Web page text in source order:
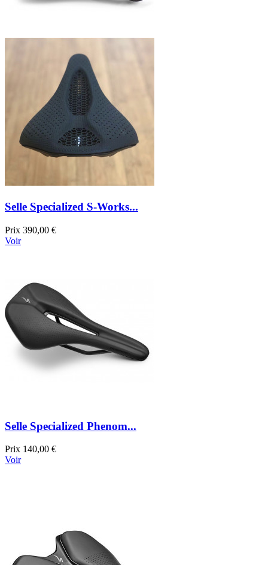
Selle Specialized S-Works...
Prix 390,00 €
Voir
Selle Specialized Phenom...
Prix 140,00 €
Voir